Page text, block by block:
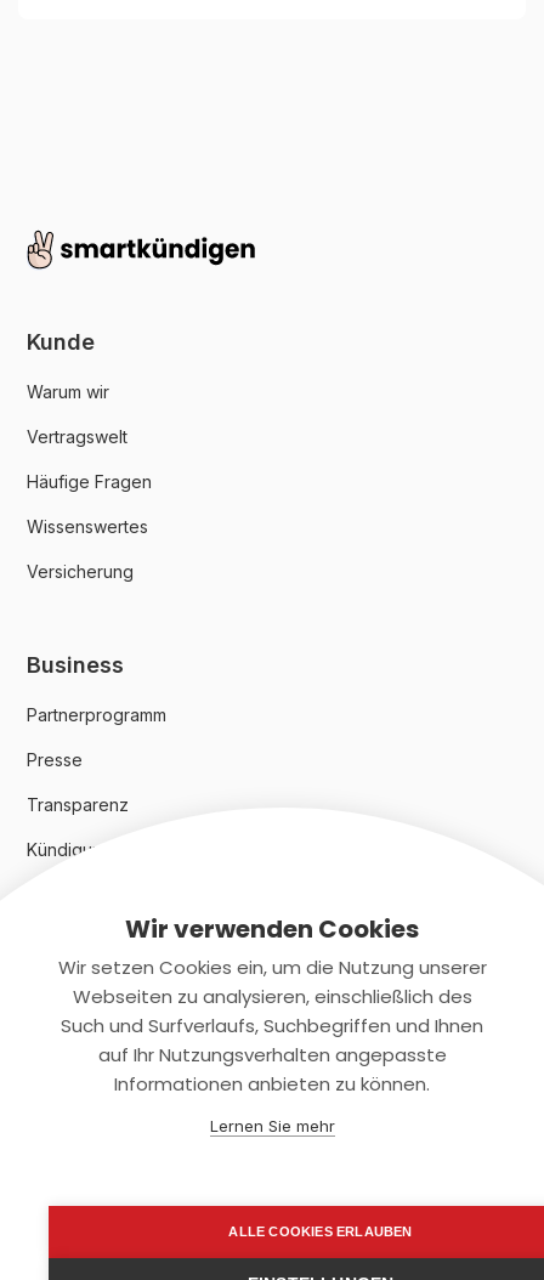
Kunde
Warum wir
Vertragswelt
Häufige Fragen
Wissenswertes
Versicherung
Business
Partnerprogramm
Presse
Transparenz
Kündigungsindex 2024
Rechtliches
Datenschutz
Wir verwenden Cookies
Wir setzen Cookies ein, um die Nutzung unserer
Webseiten zu analysieren, einschließlich des
Such und Surfverlaufs, Suchbegriffen und Ihnen
auf Ihr Nutzungsverhalten angepasste
Informationen anbieten zu können.
Lernen Sie mehr
ALLE COOKIES ERLAUBEN